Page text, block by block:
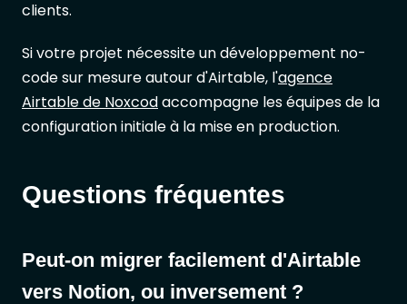
clients.
Si votre projet nécessite un développement no-
code sur mesure autour d'Airtable, l'agence
Airtable de Noxcodaccompagne les équipes de la
configuration initiale à la mise en production.
Questions fréquentes
Peut-on migrer facilement d'Airtable
vers Notion, ou inversement ?